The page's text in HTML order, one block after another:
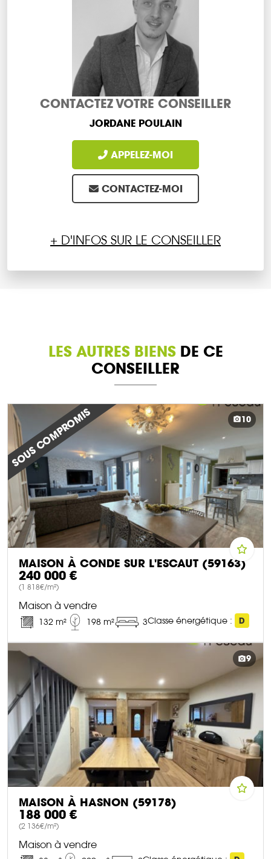
CONTACTEZ VOTRE CONSEILLER
JORDANE POULAIN
APPELEZ-MOI
CONTACTEZ-MOI
+ D'INFOS SUR LE CONSEILLER
LES AUTRES BIENSDE CE
CONSEILLER
SOUS COMPROMIS 10
MAISON À CONDE SUR L'ESCAUT (59163)
240 000 €
(1 818€/m²)
Maison à vendre
132 m² 198 m² 3Classe énergétique : D
DÉCOUVRIR CE BIEN
9
MAISON À HASNON (59178)
188 000 €
(2 136€/m²)
Maison à vendre